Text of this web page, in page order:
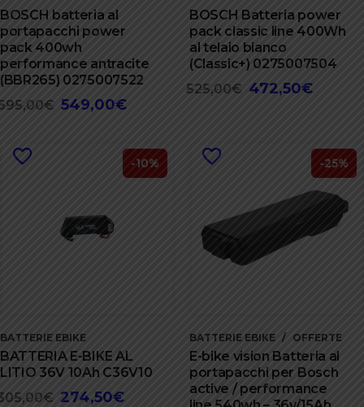
BOSCH batteria al
portapacchi power
pack 400wh
performance antracite
(BBR265) 0275007522
€ Il
549,00€
è:
549,00€.
BOSCH Batteria power
pack classic line 400Wh
al telaio bianco
(Classic+) 0275007504
525,00€ Il
472,50€Il
è:
472,50€.
-10%
BATTERIE EBIKE
BATTERIA E-BIKE AL
LITIO 36V 10Ah C36V10
€ Il
274,50€
-25%
BATTERIE EBIKE OFFERTE
E-bike vision Batteria al
portapacchi per Bosch
active / performance